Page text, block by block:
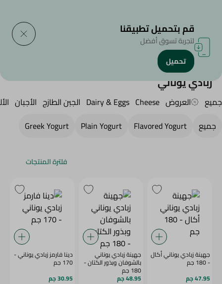
الرئيسية /الجبن,منتجات الألبان والبيض
زبادي يوناني
جميع العروض Cheese
Dairy & Eggs الجبن الطازج الأجبان
جميع
Flavored Yogurt
Plain Yogurt
Greek Yogurt
فلترة المنتجات
جهينة زبادي يوناني أكال
- 180 جم
47.95 جم
جهينة زبادي يوناني
بالشوفان وبذور الكتان -
180 جم
48.95 جم
دينا فارمز زبادي يوناني -
170 جم
30.95 جم
قم بتحميل تطبيقنا
لتجربة تسوق أفضل
تحميل